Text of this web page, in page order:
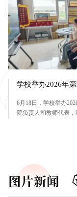
中医学院
为进一步丰
中医学院分
图片新闻